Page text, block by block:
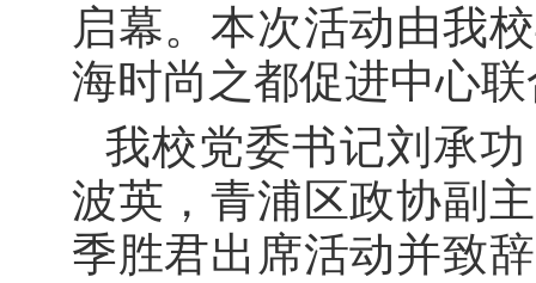
启幕。本次活动由我
海时尚之都促进中心
我校党委书记刘承
波英，青浦区政协副
季胜君出席活动并致